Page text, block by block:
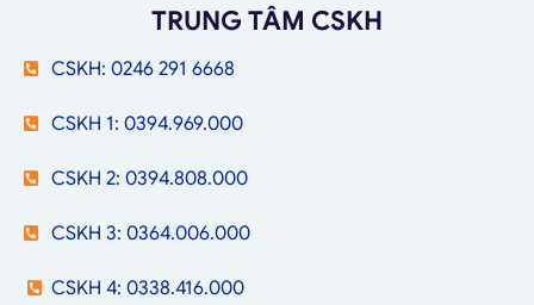
TRUNG TÂM CSKH
CSKH: 0246 291 6668
CSKH 1: 0394.969.000
CSKH 2: 0394.808.000
CSKH 3: 0364.006.000
CSKH 4: 0338.416.000